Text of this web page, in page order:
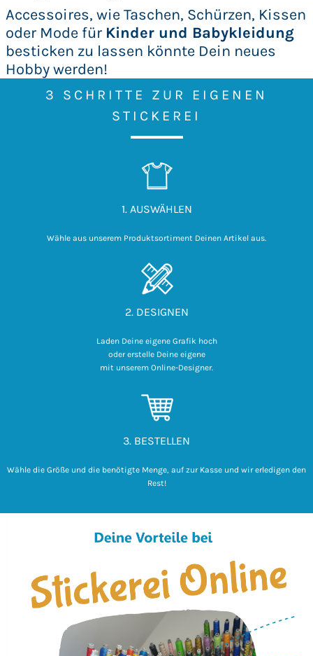
Accessoires, wie Taschen, Schürzen, Kissen
oder Mode für Kinder und Babykleidung
besticken zu lassen könnte Dein neues
Hobby werden!
3 SCHRITTE ZUR EIGENEN
STICKEREI
1. AUSWÄHLEN
Wähle aus unserem Produktsortiment Deinen Artikel aus.
2. DESIGNEN
Laden Deine eigene Grafik hoch
oder erstelle Deine eigene
mit unserem Online-Designer.
3. BESTELLEN
Wähle die Größe und die benötigte Menge, auf zur Kasse und wir erledigen den
Rest!